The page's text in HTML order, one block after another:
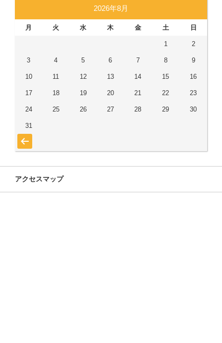
2026年8月
月 火 水 木 金 土 日
1 2
3 4 5 6 7 8 9
10 11 12 13 14 15 16
17 18 19 20 21 22 23
24 25 26 27 28 29 30
31
« 7月
アクセスマップ